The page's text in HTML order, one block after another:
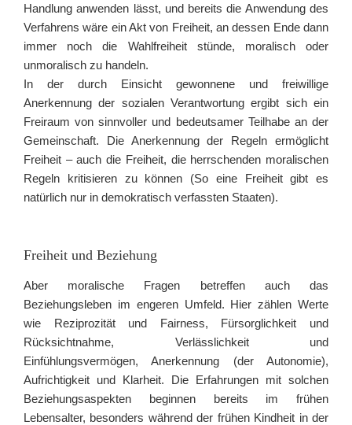
Handlung anwenden lässt, und bereits die Anwendung des
Verfahrens wäre ein Akt von Freiheit, an dessen Ende dann
immer noch die Wahlfreiheit stünde, moralisch oder
unmoralisch zu handeln.
In der durch Einsicht gewonnene und freiwillige
Anerkennung der sozialen Verantwortung ergibt sich ein
Freiraum von sinnvoller und bedeutsamer Teilhabe an der
Gemeinschaft. Die Anerkennung der Regeln ermöglicht
Freiheit – auch die Freiheit, die herrschenden moralischen
Regeln kritisieren zu können (So eine Freiheit gibt es
natürlich nur in demokratisch verfassten Staaten).
Freiheit und Beziehung
Aber moralische Fragen betreffen auch das
Beziehungsleben im engeren Umfeld. Hier zählen Werte
wie Reziprozität und Fairness, Fürsorglichkeit und
Rücksichtnahme, Verlässlichkeit und
Einfühlungsvermögen, Anerkennung (der Autonomie),
Aufrichtigkeit und Klarheit. Die Erfahrungen mit solchen
Beziehungsaspekten beginnen bereits im frühen
Lebensalter, besonders während der frühen Kindheit in der